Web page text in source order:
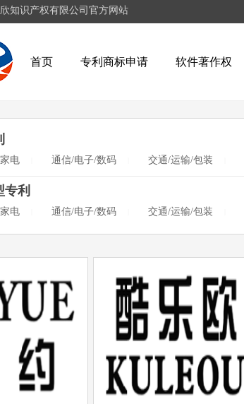
知识产权有限公司官方网站
首页 专利商标申请 软件著作权
电 通信/电子/数码 交通/运输/包装
专利
电 通信/电子/数码 交通/运输/包装